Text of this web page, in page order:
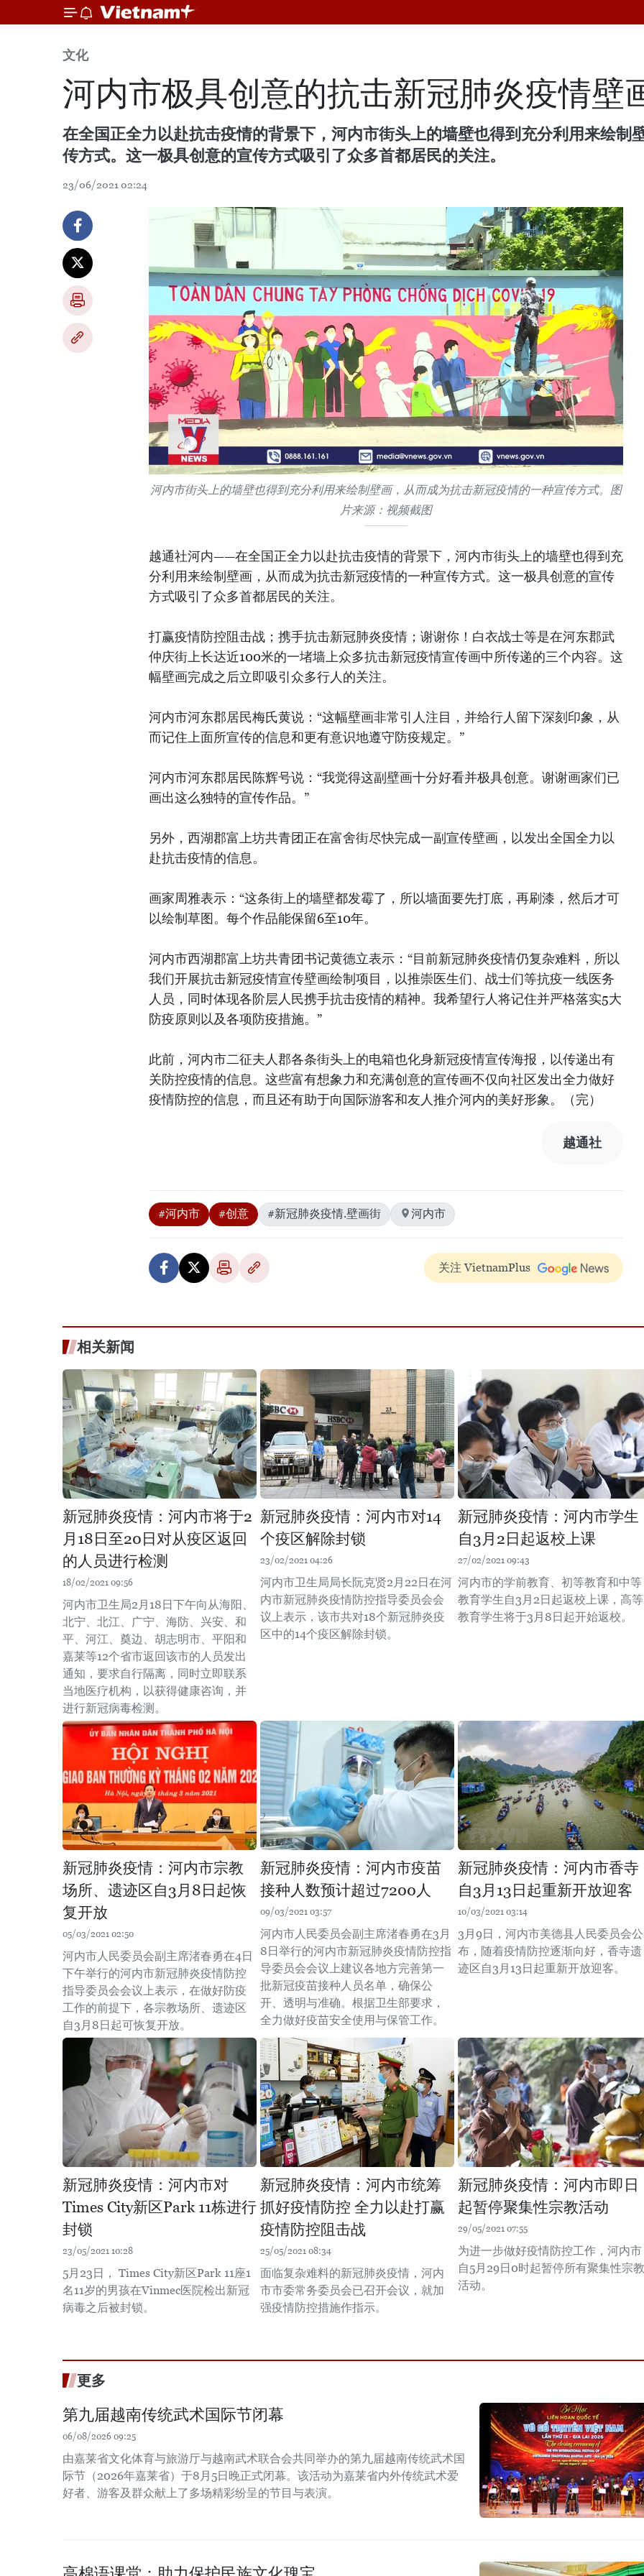
文化
河内市极具创意的抗击新冠肺炎疫情壁
在全国正全力以赴抗击疫情的背景下，河内市街头上的墙壁也得到充分利用来绘制
传方式。这一极具创意的宣传方式吸引了众多首都居民的关注。
23/06/2021 02:24
河内市街头上的墙壁也得到充分利用来绘制壁画，从而成为抗击新冠疫情的一种宣传方式。图
片来源：视频截图
越通社河内——在全国正全力以赴抗击疫情的背景下，河内市街头上的墙壁也得到充
分利用来绘制壁画，从而成为抗击新冠疫情的一种宣传方式。这一极具创意的宣传
方式吸引了众多首都居民的关注。
打赢疫情防控阻击战；携手抗击新冠肺炎疫情；谢谢你！白衣战士等是在河东郡武
仲庆街上长达近100米的一堵墙上众多抗击新冠疫情宣传画中所传递的三个内容。这
幅壁画完成之后立即吸引众多行人的关注。
河内市河东郡居民梅氏黄说：“这幅壁画非常引人注目，并给行人留下深刻印象，从
而记住上面所宣传的信息和更有意识地遵守防疫规定。”
河内市河东郡居民陈辉号说：“我觉得这副壁画十分好看并极具创意。谢谢画家们已
画出这么独特的宣传作品。”
另外，西湖郡富上坊共青团正在富舍街尽快完成一副宣传壁画，以发出全国全力以
赴抗击疫情的信息。
画家周雅表示：“这条街上的墙壁都发霉了，所以墙面要先打底，再刷漆，然后才可
以绘制草图。每个作品能保留6至10年。
河内市西湖郡富上坊共青团书记黄德立表示：“目前新冠肺炎疫情仍复杂难料，所以
我们开展抗击新冠疫情宣传壁画绘制项目，以推崇医生们、战士们等抗疫一线医务
人员，同时体现各阶层人民携手抗击疫情的精神。我希望行人将记住并严格落实5大
防疫原则以及各项防疫措施。”
此前，河内市二征夫人郡各条街头上的电箱也化身新冠疫情宣传海报，以传递出有
关防控疫情的信息。这些富有想象力和充满创意的宣传画不仅向社区发出全力做好
疫情防控的信息，而且还有助于向国际游客和友人推介河内的美好形象。（完）
越通社
#河内市 #创意 #新冠肺炎疫情.壁画街 河内市
关注 VietnamPlus
相关新闻
新冠肺炎疫情：河内市将于2
月18日至20日对从疫区返回
的人员进行检测
18/02/2021 09:56
河内市卫生局2月18日下午向从海阳、
北宁、北江、广宁、海防、兴安、和
平、河江、奠边、胡志明市、平阳和
嘉莱等12个省市返回该市的人员发出
通知，要求自行隔离，同时立即联系
当地医疗机构，以获得健康咨询，并
进行新冠病毒检测。
新冠肺炎疫情：河内市对14
个疫区解除封锁
23/02/2021 04:26
河内市卫生局局长阮克贤2月22日在河
内市新冠肺炎疫情防控指导委员会会
议上表示，该市共对18个新冠肺炎疫
区中的14个疫区解除封锁。
新冠肺炎疫情：河内市学生
自3月2日起返校上课
27/02/2021 09:43
河内市的学前教育、初等教育和中等
教育学生自3月2日起返校上课，高等
教育学生将于3月8日起开始返校。
新冠肺炎疫情：河内市宗教
场所、遗迹区自3月8日起恢
复开放
05/03/2021 02:50
河内市人民委员会副主席渚春勇在4日
下午举行的河内市新冠肺炎疫情防控
指导委员会会议上表示，在做好防疫
工作的前提下，各宗教场所、遗迹区
自3月8日起可恢复开放。
新冠肺炎疫情：河内市疫苗
接种人数预计超过7200人
09/03/2021 03:57
河内市人民委员会副主席渚春勇在3月
8日举行的河内市新冠肺炎疫情防控指
导委员会会议上建议各地方完善第一
批新冠疫苗接种人员名单，确保公
开、透明与准确。根据卫生部要求，
全力做好疫苗安全使用与保管工作。
新冠肺炎疫情：河内市香寺
自3月13日起重新开放迎客
10/03/2021 03:14
3月9日，河内市美德县人民委员会公
布，随着疫情防控逐渐向好，香寺遗
迹区自3月13日起重新开放迎客。
新冠肺炎疫情：河内市对
Times City新区Park 11栋进行
封锁
23/05/2021 10:28
5月23日， Times City新区Park 11座1
名11岁的男孩在Vinmec医院检出新冠
病毒之后被封锁。
新冠肺炎疫情：河内市统筹
抓好疫情防控 全力以赴打赢
疫情防控阻击战
25/05/2021 08:34
面临复杂难料的新冠肺炎疫情，河内
市市委常务委员会已召开会议，就加
强疫情防控措施作指示。
新冠肺炎疫情：河内市即日
起暂停聚集性宗教活动
29/05/2021 07:55
为进一步做好疫情防控工作，河内市
自5月29日0时起暂停所有聚集性宗教
活动。
更多
第九届越南传统武术国际节闭幕
06/08/2026 09:25
由嘉莱省文化体育与旅游厅与越南武术联合会共同举办的第九届越南传统武术国
际节（2026年嘉莱省）于8月5日晚正式闭幕。该活动为嘉莱省内外传统武术爱
好者、游客及群众献上了多场精彩纷呈的节目与表演。